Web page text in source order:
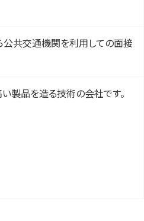
公共交通機関を利用しての面接
製品を造る技術の会社です。